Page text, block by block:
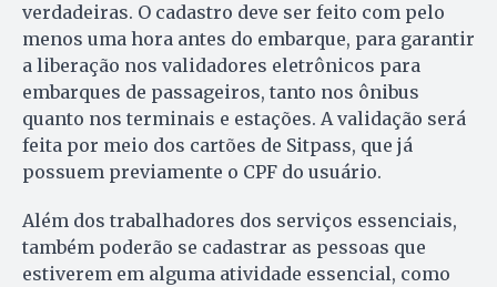
verdadeiras. O cadastro deve ser feito com pelo
menos uma hora antes do embarque, para garantir
a liberação nos validadores eletrônicos para
embarques de passageiros, tanto nos ônibus
quanto nos terminais e estações. A validação será
feita por meio dos cartões de Sitpass, que já
possuem previamente o CPF do usuário.
Além dos trabalhadores dos serviços essenciais,
também poderão se cadastrar as pessoas que
estiverem em alguma atividade essencial, como